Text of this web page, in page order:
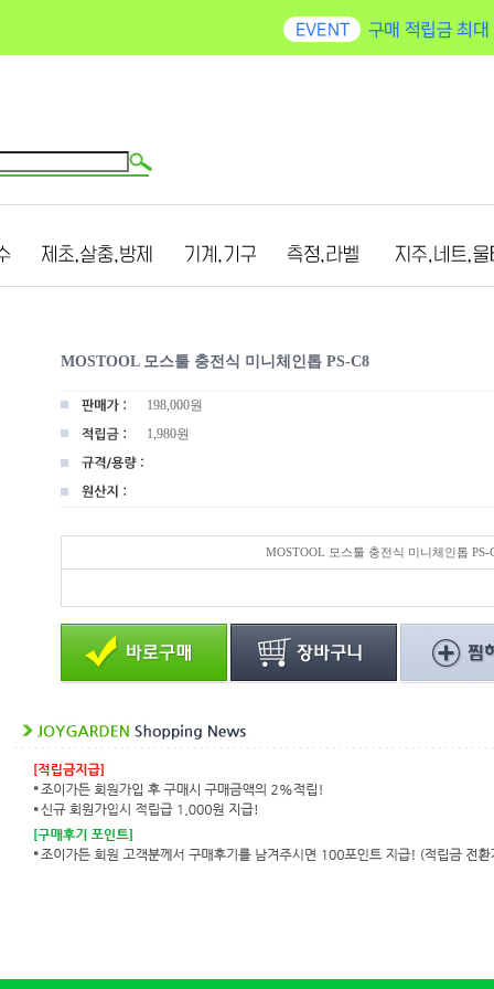
MOSTOOL 모스툴 충전식 미니체인톱 PS-C8
198,000원
1,980원
MOSTOOL 모스툴 충전식 미니체인톱 PS-